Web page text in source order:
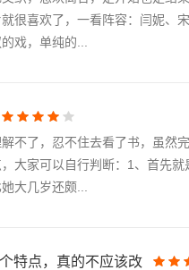
很喜欢了，一看阵容：闫妮
戏，单纯的...
不了，忍不住去看了书，虽然
大家可以自行判断：1、首先
大几岁还颇...
特点，真的不应该改